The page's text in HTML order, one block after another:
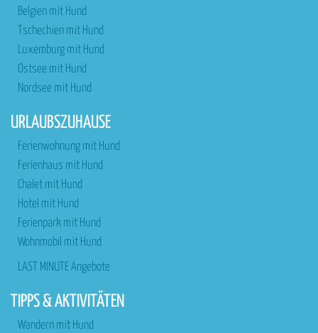
Belgien mit Hund
Tschechien mit Hund
Luxemburg mit Hund
Ostsee mit Hund
Nordsee mit Hund
URLAUBSZUHAUSE
Ferienwohnung mit Hund
Ferienhaus mit Hund
Chalet mit Hund
Hotel mit Hund
Ferienpark mit Hund
Wohnmobil mit Hund
LAST MINUTE Angebote
TIPPS & AKTIVITÄTEN
Wandern mit Hund